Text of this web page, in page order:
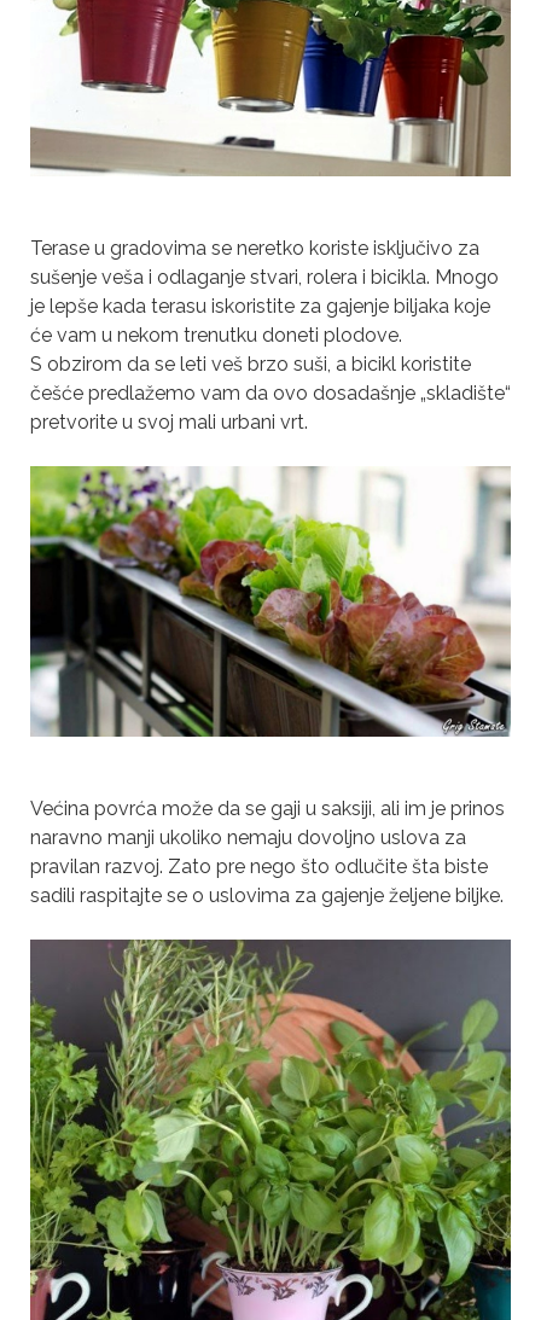
Terase u gradovima se neretko koriste isključivo za
sušenje veša i odlaganje stvari, rolera i bicikla. Mnogo
je lepše kada terasu iskoristite za gajenje biljaka koje
će vam u nekom trenutku doneti plodove.
S obzirom da se leti veš brzo suši, a bicikl koristite
češće predlažemo vam da ovo dosadašnje „skladište“
pretvorite u svoj mali urbani vrt.
Većina povrća može da se gaji u saksiji, ali im je prinos
naravno manji ukoliko nemaju dovoljno uslova za
pravilan razvoj. Zato pre nego što odlučite šta biste
sadili raspitajte se o uslovima za gajenje željene biljke.